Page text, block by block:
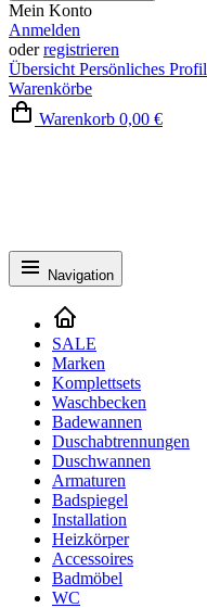
Mein Konto
Anmelden
oderregistrieren
Übersicht Persönliches Profil
Warenkörbe
Warenkorb 0,00 €
Navigation
SALE
Marken
Komplettsets
Waschbecken
Badewannen
Duschabtrennungen
Duschwannen
Armaturen
Badspiegel
Installation
Heizkörper
Accessoires
Badmöbel
WC